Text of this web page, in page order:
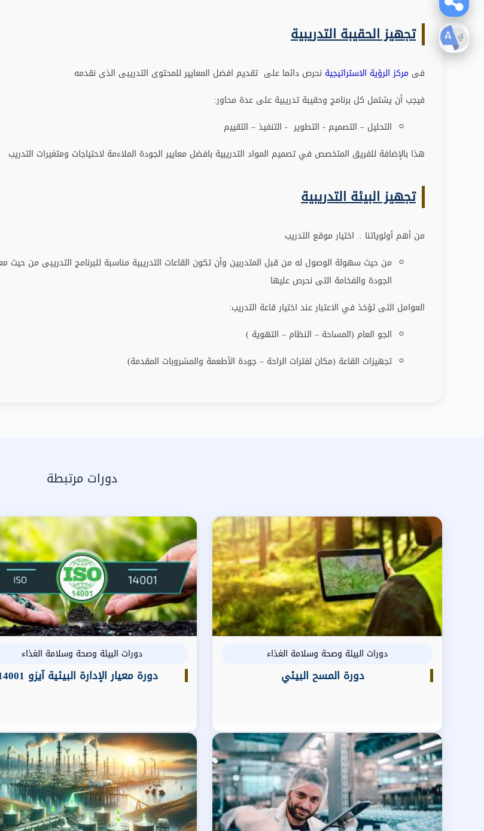
تجهيز الحقيبة التدريبية
فى مركز الرؤية الاستراتيجية نحرص دائما على تقديم افضل المعايير للمحتوى التدريبى الذى نقدمه
فيجب أن يشتمل كل برنامج وحقيبة تدريبية على عدة محاور:
التحليل – التصميم - التطوير - التنفيذ – التقييم
هذا بالإضافة للفريق المتخصص في تصميم المواد التدريبية بافضل معايير الجودة الملاءمة لاحتياجات ومتغيرات التدريب
تجهيز البيئة التدريبية
من أهم أولوياتنا .. اختيار موقع التدريب
من حيث سهولة الوصول له من قبل المتدربين وأن تكون القاعات التدريبية مناسبة للبرنامج التدريبى من حيث
الجودة والفخامة التى نحرص عليها
العوامل الثى ثؤخذ في الاعتبار عند اختيار قاعة التدريب:
الجو العام (المساحة – النظام – التهوية )
تجهيزات القاعة (مكان لفترات الراحة –جودة الأطعمة والمشروبات المقدمة)
دورات مرتبطة
دورات البيئة وصحة وسلامة الغذاء
دورة المسح البيئي
دورات البيئة وصحة وسلامة الغذاء
دورة معيار الإدارة البيئية آيزو 14001